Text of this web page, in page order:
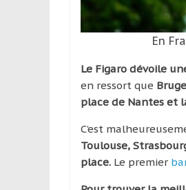
découverte
culturelle
pays
d’une
En
Le Figaro dévoile
en ressort que
place de Nantes et
C’est
Toulouse,
place. Le premier